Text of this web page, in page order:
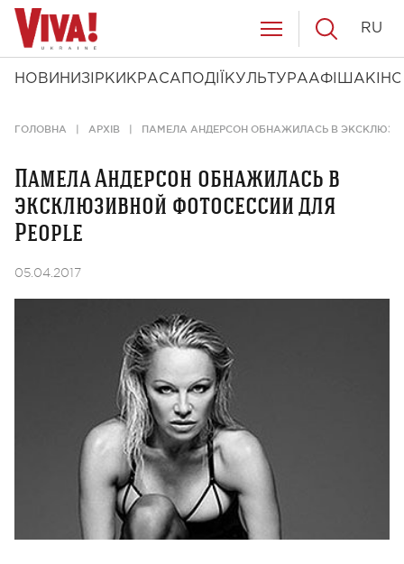
НОВИНИ ЗІРКИ КРАСА ПОДІЇ КУЛЬТУРААФІША КІНО
RU
ГОЛОВНА АРХІВ ПАМЕЛА АНДЕРСОН ОБНАЖИЛАСЬ В
Памела Андерсон обнажилась в
эксклюзивной фотосессии для
People
05.04.2017